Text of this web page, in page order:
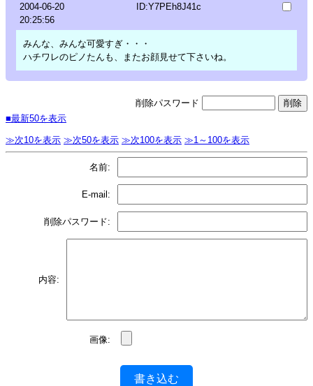
2004-06-20
20:25:56
ID:Y7PEh8J41c
みんな、みんな可愛すぎ・・・
ハチワレのピノたんも、またお顔見せて下さいね。
削除パスワード
■最新50を表示
≫次10を表示 ≫次50を表示 ≫次100を表示 ≫1～100を表示
名前:
E-mail:
削除パスワード:
内容:
画像:
書き込む